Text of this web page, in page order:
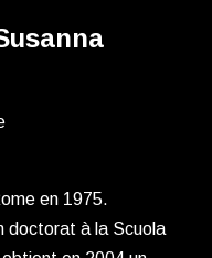
en 1975.
doctorat à la Scuola